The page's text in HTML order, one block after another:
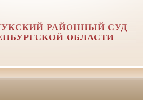
РАЙОННЫЙ СУД
ОБЛАСТИ